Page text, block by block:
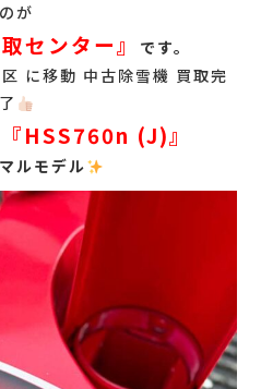
のが
センター』
です。
に移動 中古除雪機 買取完
了
HSS760n (J)』
ルモデル